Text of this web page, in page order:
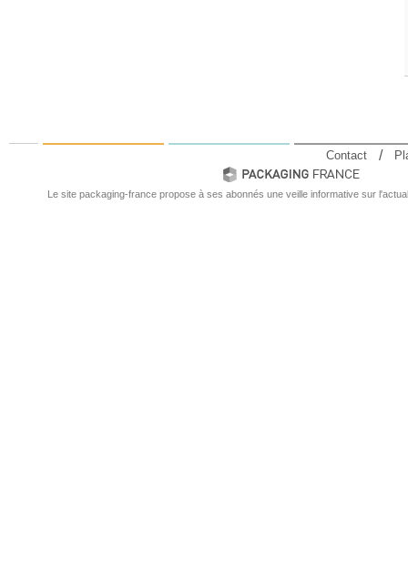
Le site packaging-france propose à ses abonnés une veille informative sur
Contact